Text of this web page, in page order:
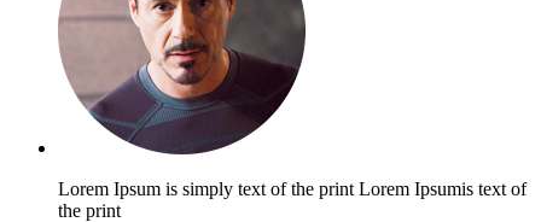
Lorem Ipsum is simply text of the print Lorem Ipsumis text of
the print